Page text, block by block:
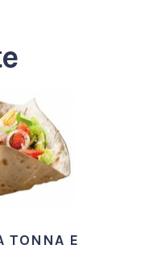
TONNA E